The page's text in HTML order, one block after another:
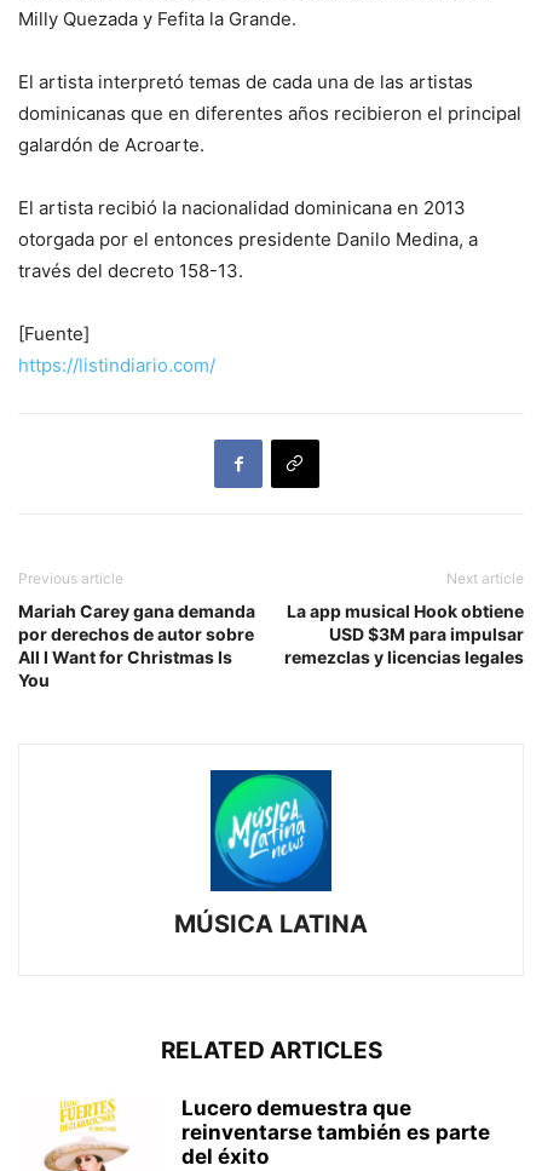
Milly Quezada y Fefita la Grande.
El artista interpretó temas de cada una de las artistas
dominicanas que en diferentes años recibieron el principal
galardón de Acroarte.
El artista recibió la nacionalidad dominicana en 2013
otorgada por el entonces presidente Danilo Medina, a
través del decreto 158-13.
[Fuente]
https://listindiario.com/
Previous article
Mariah Carey gana demanda
por derechos de autor sobre
All I Want for Christmas Is
You
Next article
La app musical Hook obtiene
USD $3M para impulsar
remezclas y licencias legales
MÚSICA LATINA
RELATED ARTICLES
Lucero demuestra que
reinventarse también es parte
del éxito